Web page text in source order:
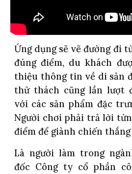
Ứng dụng sẽ vẽ đường đi
đúng điểm, du khách
thiệu thông tin về di sản
thử thách cũng lần lượt
với các sản phẩm đặc
Người chơi phải trả lời
điểm để giành chiến
Là người làm trong
đốc Công ty cổ phần